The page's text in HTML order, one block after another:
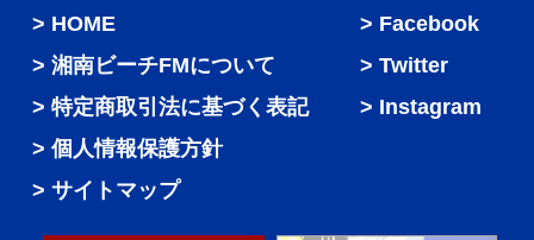
HOME
湘南ビーチFMについて
特定商取引法に基づく表記
個人情報保護方針
サイトマップ
Facebook
Twitter
Instagram